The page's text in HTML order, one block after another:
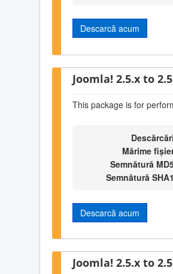
Descarcă acum
Joomla! 2.5.x to
This package is for
Descărcări
Mărime
Semnătură
Semnătură SHA1
Descarcă acum
Joomla! 2.5.x to